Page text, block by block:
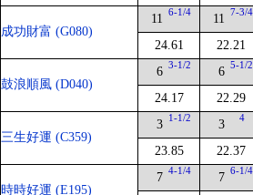
成功財富 (G080)
11 6-1/4
24.61
11 7-3/4
22.21
鼓浪順風 (D040)
6 3-1/2
24.17
6 5-1/2
22.29
三生好運 (C359)
3 1-1/2
23.85
3 4
22.37
時時好運 (E195)
7 4-1/4 7 6-1/4